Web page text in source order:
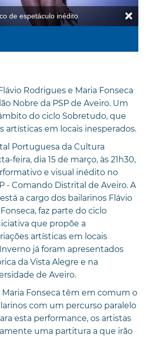
de espetáculo inédito
Rodrigues e Maria Fonseca
Nobre da PSP de Aveiro. Um
do ciclo Sobretudo, que
artísticas em locais inesperados.
Portuguesa da Cultura
feira, dia 15 de março, às 21h30,
e visual inédito no
- Comando Distrital de Aveiro. A
a cargo dos bailarinos Flávio
faz parte do ciclo
que propõe a
artísticas em locais
já foram apresentados
da Vista Alegre e na
de Aveiro.
Maria Fonseca têm em comum o
com um percurso paralelo
esta performance, os artistas
uma partitura a que irão